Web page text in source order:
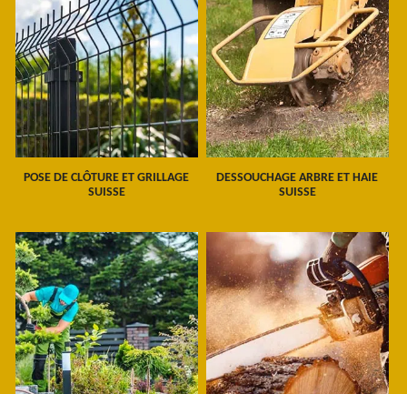
POSE DE CLÔTURE ET GRILLAGE
SUISSE
DESSOUCHAGE ARBRE ET HAIE
SUISSE